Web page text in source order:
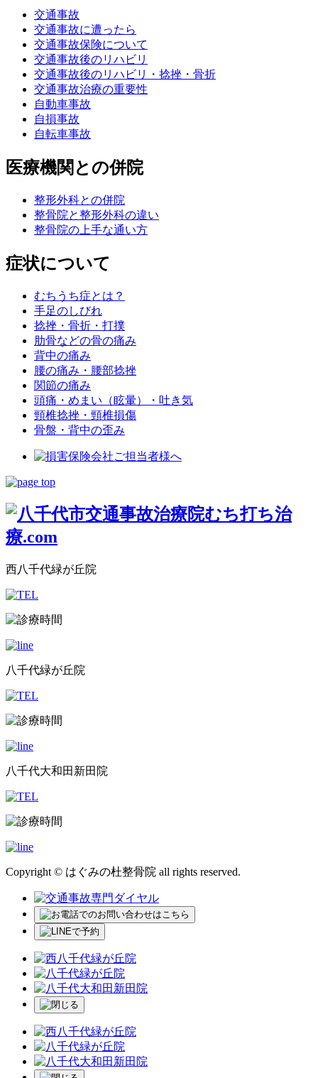
交通事故
交通事故に遭ったら
交通事故保険について
交通事故後のリハビリ
交通事故後のリハビリ・捻挫・骨折
交通事故治療の重要性
自動車事故
自損事故
自転車事故
医療機関との併院
整形外科との併院
整骨院と整形外科の違い
整骨院の上手な通い方
症状について
むちうち症とは？
手足のしびれ
捻挫・骨折・打撲
肋骨などの骨の痛み
背中の痛み
腰の痛み・腰部捻挫
関節の痛み
頭痛・めまい（眩暈）・吐き気
頸椎捻挫・頸椎損傷
骨盤・背中の歪み
西八千代緑が丘院
八千代緑が丘院
八千代大和田新田院
Copyright © はぐみの杜整骨院 all rights reserved.